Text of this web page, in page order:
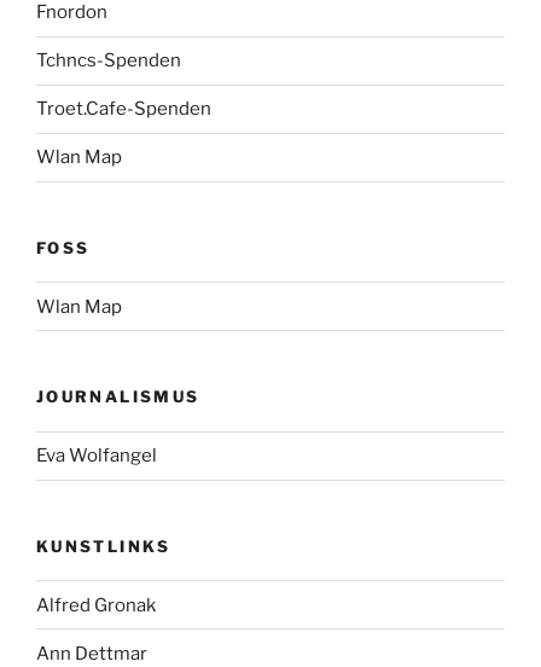
Fnordon
Tchncs-Spenden
Troet.Cafe-Spenden
Wlan Map
FOSS
Wlan Map
JOURNALISMUS
Eva Wolfangel
KUNSTLINKS
Alfred Gronak
Ann Dettmar